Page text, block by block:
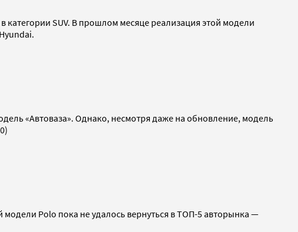
SUV. В прошлом месяце реализация этой модели
«Автоваза». Однако, несмотря даже на обновление, модель
Polo пока не удалось вернуться в ТОП-5 авторынка —